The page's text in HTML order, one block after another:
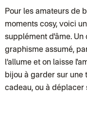
Colissimo suivi
Colissimo suivi (envoi
Test dropshipping
Colissimo suivi
Colissimo suivi
Colissimo suivi
Lettre suivie (expédition
Colissimo suivi
Colissimo suivi
Pour les amateurs de
moments cosy, voici
supplément d'âme. Un
graphisme assumé,
l’allume et on laisse
bijou à garder sur une
cadeau, ou à déplacer